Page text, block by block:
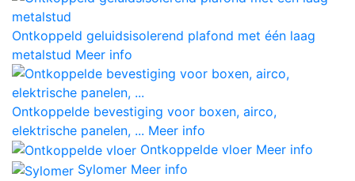
Ontkoppeld geluidsisolerend plafond met één laag
metalstud Meer info
Ontkoppelde bevestiging voor boxen, airco,
elektrische panelen, ... Meer info
Ontkoppelde vloer Meer info
Sylomer Meer info